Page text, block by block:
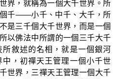
界，就稱為一個大千世界。所
千——小千、中千、大千，所
是三千個大千世界，而是一個
以佛法中所謂的一個三千大千
敘述的名相，就是一個銀河
，初禪天王管理一個小千世
世界，三禪天王管理一個大千